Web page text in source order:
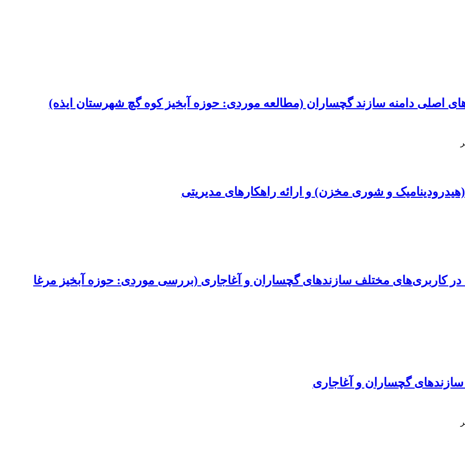
اصلی دامنه سازند گچساران (مطالعه موردی: حوزه آبخیز کوه گچ شهرستان ایذه)
و شوری مخزن) و ارائه راهکارهای مدیریتی
کاربری‌های مختلف سازندهای گچساران و آغاجاری (بررسی موردی: حوزه آبخیز مرغا
گچساران و آغاجاری